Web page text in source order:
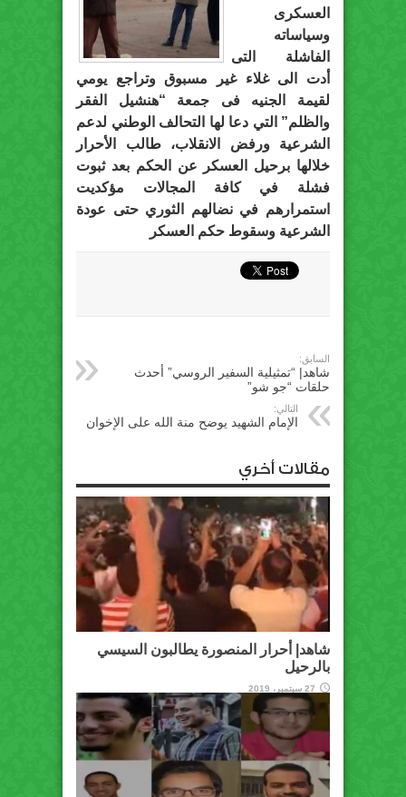
العسكرى
وسياساته
الفاشلة التى
أدت الى غلاء غير مسبوق وتراجع يومي
لقيمة الجنيه فى جمعة “هنشيل الفقر
والظلم” التي دعا لها التحالف الوطني لدعم
الشرعية ورفض الانقلاب، طالب الأحرار
خلالها برحيل العسكر عن الحكم بعد ثبوت
فشلة في كافة المجالات مؤكديت
استمرارهم في نضالهم الثوري حتى عودة
الشرعية وسقوط حكم العسكر
السابق:
شاهد| “تمثيلية السفير الروسي” أحدث
حلقات “جو شو”
التالي:
الإمام الشهيد يوضح منة الله على الإخوان
مقالات أخري
شاهد| أحرار المنصورة يطالبون السيسي
بالرحيل
27 سبتمبر، 2019